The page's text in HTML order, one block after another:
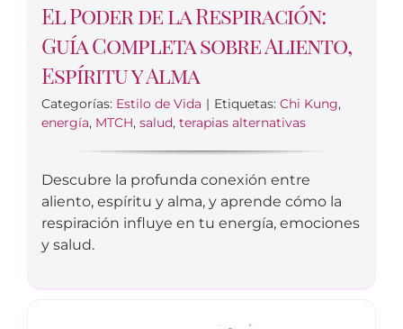
El Poder de la Respiración:
Guía Completa sobre Aliento,
Espíritu y Alma
Categorías: Estilo de Vida | Etiquetas: Chi Kung,
energía, MTCH, salud, terapias alternativas
Descubre la profunda conexión entre
aliento, espíritu y alma, y aprende cómo la
respiración influye en tu energía, emociones
y salud.